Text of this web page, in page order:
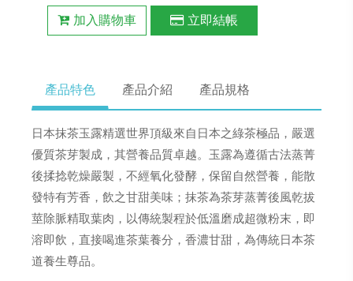
加入購物車 立即結帳
產品特色 產品介紹 產品規格
日本抹茶玉露精選世界頂級來自日本之綠茶極品，嚴選
優質茶芽製成，其營養品質卓越。玉露為遵循古法蒸菁
後揉捻乾燥嚴製，不經氧化發酵，保留自然營養，能散
發特有芳香，飲之甘甜美味；抹茶為茶芽蒸菁後風乾拔
莖除脈精取葉肉，以傳統製程於低溫磨成超微粉末，即
溶即飲，直接喝進茶葉養分，香濃甘甜，為傳統日本茶
道養生尊品。